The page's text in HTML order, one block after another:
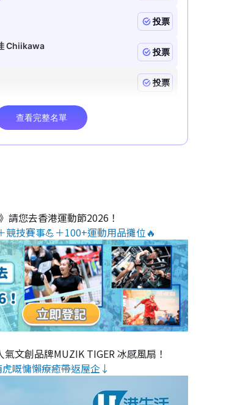
請您去香港運動節2026！
競技賽事💪＋100+運動用品攤位🔥
文創品牌MUZIK TIGER 冰感風扇！
嘅慵懶療癒帶返屋企↓